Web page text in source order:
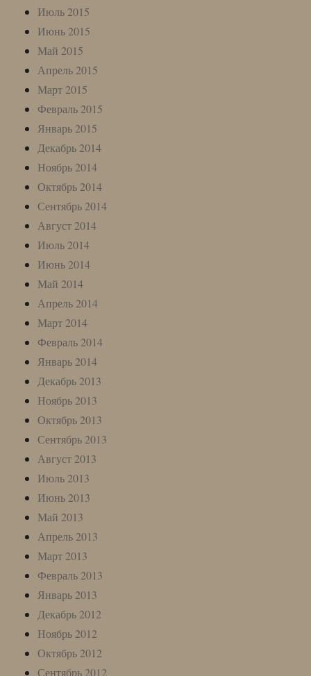
Июль 2015
Июнь 2015
Май 2015
Апрель 2015
Март 2015
Февраль 2015
Январь 2015
Декабрь 2014
Ноябрь 2014
Октябрь 2014
Сентябрь 2014
Август 2014
Июль 2014
Июнь 2014
Май 2014
Апрель 2014
Март 2014
Февраль 2014
Январь 2014
Декабрь 2013
Ноябрь 2013
Октябрь 2013
Сентябрь 2013
Август 2013
Июль 2013
Июнь 2013
Май 2013
Апрель 2013
Март 2013
Февраль 2013
Январь 2013
Декабрь 2012
Ноябрь 2012
Октябрь 2012
Сентябрь 2012